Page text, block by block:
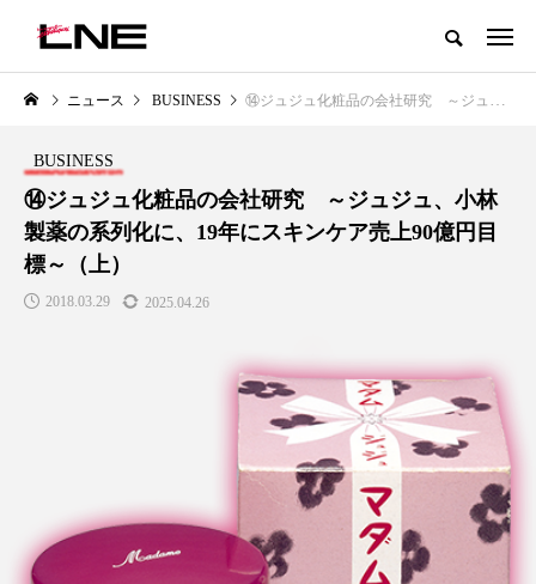
グローバルビューティ＆ヘルスケアビジネス誌
PREMIUM
青山メディカルクリニック｜本郷
玲 院長：内科と循環器専門医の
知見が切り拓く、再生医療と統合
SCIENCE
レチノール代替成
オールやレチナー
効果と活用法
2026.07.30
ニュース BUSINESS ⑭ジュジュ化粧品の会社研究 ～ジュジュ、小林製薬の系列化に、19年にスキンケア売上90億円目標～（上）
BUSINESS
⑭ジュジュ化粧品の会社研究 ～ジュジュ、小林
製薬の系列化に、19年にスキンケア売上90億円目
標～（上）
2018.03.29 2025.04.26